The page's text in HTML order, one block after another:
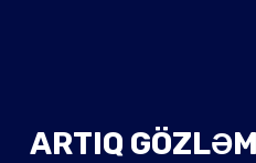
ARTIQ